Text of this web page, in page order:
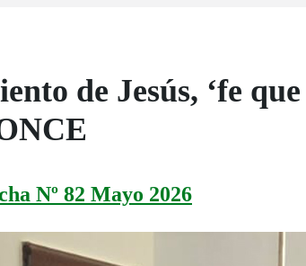
de Jesús, ‘fe
Nº 82 Mayo 2026